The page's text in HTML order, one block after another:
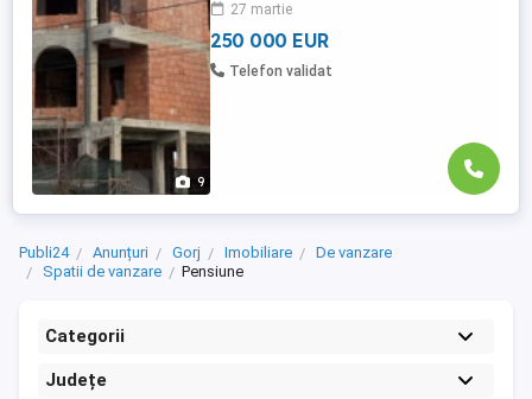
9
mp, respectiv o suprafață utilă de
aproximativ 300 mp. ...
27 martie
250 000 EUR
Telefon validat
Publi24 Anunțuri Gorj Imobiliare
De vanzare
Spatii de vanzare
Pensiune
Categorii
Județe